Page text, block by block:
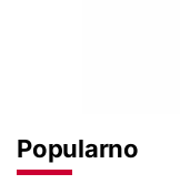
Popularno